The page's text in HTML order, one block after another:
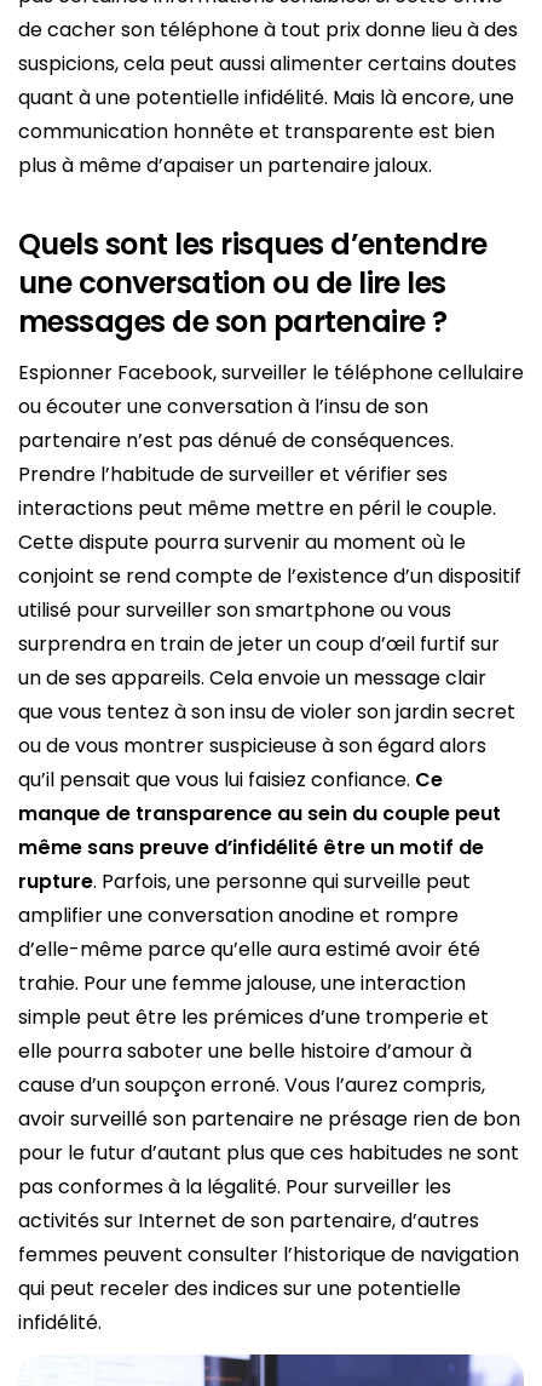
de cacher son téléphone à tout prix donne lieu à des
suspicions, cela peut aussi alimenter certains doutes
quant à une potentielle infidélité. Mais là encore, une
communication honnête et transparente est bien
plus à même d’apaiser un partenaire jaloux.
Quels sont les risques d’entendre
une conversation ou de lire les
messages de son partenaire ?
Espionner Facebook, surveiller le téléphone cellulaire
ou écouter une conversation à l’insu de son
partenaire n’est pas dénué de conséquences.
Prendre l’habitude de surveiller et vérifier ses
interactions peut même mettre en péril le couple.
Cette dispute pourra survenir au moment où le
conjoint se rend compte de l’existence d’un dispositif
utilisé pour surveiller son smartphone ou vous
surprendra en train de jeter un coup d’œil furtif sur
un de ses appareils. Cela envoie un message clair
que vous tentez à son insu de violer son jardin secret
ou de vous montrer suspicieuse à son égard alors
qu’il pensait que vous lui faisiez confiance. Ce
manque de transparence au sein du couple peut
même sans preuve d’infidélité être un motif de
rupture. Parfois, une personne qui surveille peut
amplifier une conversation anodine et rompre
d’elle-même parce qu’elle aura estimé avoir été
trahie. Pour une femme jalouse, une interaction
simple peut être les prémices d’une tromperie et
elle pourra saboter une belle histoire d’amour à
cause d’un soupçon erroné. Vous l’aurez compris,
avoir surveillé son partenaire ne présage rien de bon
pour le futur d’autant plus que ces habitudes ne sont
pas conformes à la légalité. Pour surveiller les
activités sur Internet de son partenaire, d’autres
femmes peuvent consulter l’historique de navigation
qui peut receler des indices sur une potentielle
infidélité.